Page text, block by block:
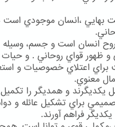
بهايي ،انسان موجودي است
انسان است و جسم،
و ظهور قواي روحاني . و
براي اعتلاي خصوصيات و
معنوي.
يكديگرند و همديگر را
براي تشكيل عائله و
فراهم آورند.